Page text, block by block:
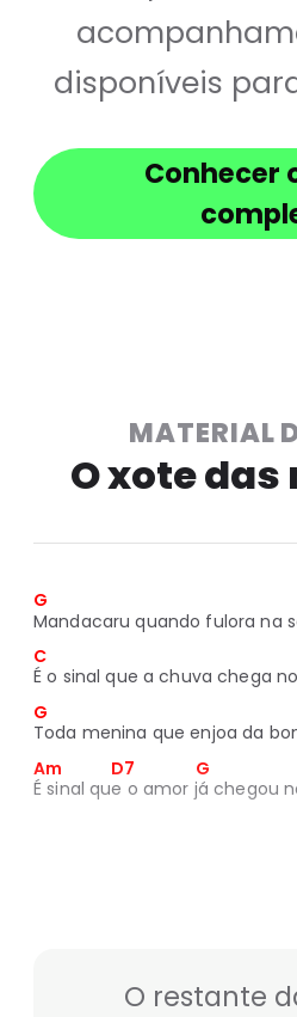
disponíveis
Conhecer
MATERIAL
O xote
G
Mandacaru quando fulora na
C
É o sinal que a chuva chega
G
Toda menina que enjoa da
Am             D7                G
É sinal que o amor já chegou
O restante